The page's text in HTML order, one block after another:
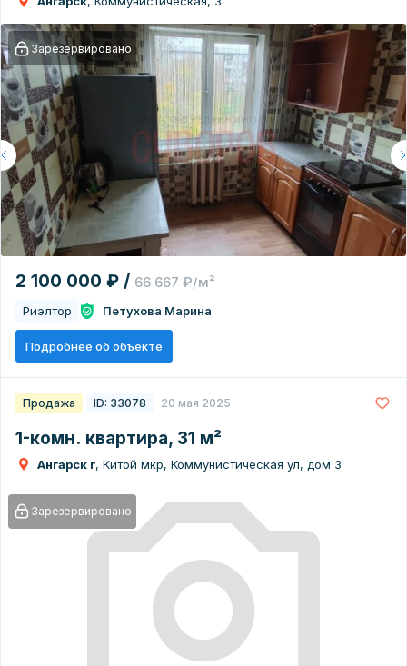
Зарезервировано
2 100 000 ₽ / 66 667 ₽/м²
Риэлтор Петухова Марина
Подробнее об объекте
Продажа ID: 33078 20 мая 2025
1-комн. квартира, 31 м²
Ангарск г, Китой мкр, Коммунистическая ул, дом 3
Зарезервировано